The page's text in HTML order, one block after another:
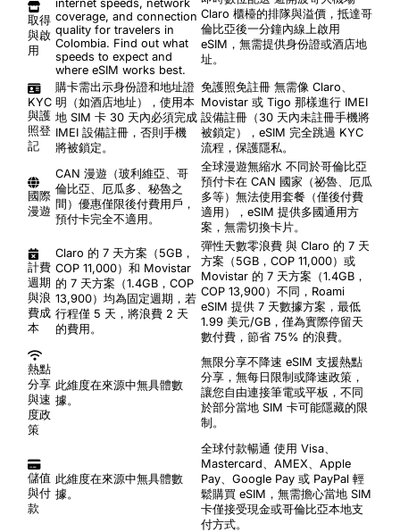
取得
與啟
用
internet speeds, network
coverage, and connection
quality for travelers in
Colombia. Find out what
speeds to expect and
where eSIM works best.
Claro 櫃檯的排隊與溢價，抵達哥
倫比亞後一分鐘內線上啟用
eSIM，無需提供身份證或酒店地
址。
KYC
與護
照登
記
購卡需出示身份證和地址證
明（如酒店地址），使用本
地 SIM 卡 30 天內必須完成
IMEI 設備註冊，否則手機
將被鎖定。
免護照免註冊 無需像 Claro、
Movistar 或 Tigo 那樣進行 IMEI
設備註冊（30 天內未註冊手機將
被鎖定），eSIM 完全跳過 KYC
流程，保護隱私。
國際
漫遊
CAN 漫遊（玻利維亞、哥
倫比亞、厄瓜多、秘魯之
間）優惠僅限後付費用戶，
預付卡完全不適用。
全球漫遊無縮水 不同於哥倫比亞
預付卡在 CAN 國家（祕魯、厄瓜
多等）無法使用套餐（僅後付費
適用），eSIM 提供多國通用方
案，無需切換卡片。
計費
週期
與浪
費成
本
Claro 的 7 天方案（5GB，
COP 11,000）和 Movistar
的 7 天方案（1.4GB，COP
13,900）均為固定週期，若
行程僅 5 天，將浪費 2 天
的費用。
彈性天數零浪費 與 Claro 的 7 天
方案（5GB，COP 11,000）或
Movistar 的 7 天方案（1.4GB，
COP 13,900）不同，Roami
eSIM 提供 7 天數據方案，最低
1.99 美元/GB，僅為實際停留天
數付費，節省 75% 的浪費。
熱點
分享
與速
度政
策
此維度在來源中無具體數
據。
無限分享不降速 eSIM 支援熱點
分享，無每日限制或降速政策，
讓您自由連接筆電或平板，不同
於部分當地 SIM 卡可能隱藏的限
制。
儲值
與付
款
此維度在來源中無具體數
據。
全球付款暢通 使用 Visa、
Mastercard、AMEX、Apple
Pay、Google Pay 或 PayPal 輕
鬆購買 eSIM，無需擔心當地 SIM
卡僅接受現金或哥倫比亞本地支
付方式。